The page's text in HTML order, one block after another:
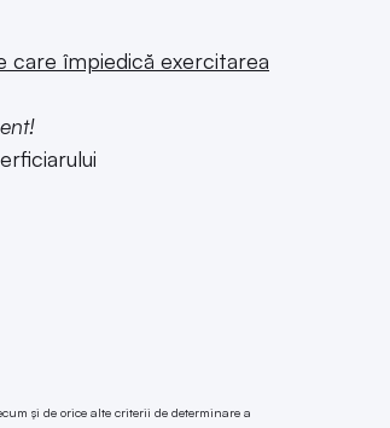
împiedică exercitarea
şi de orice alte criterii de determinare a